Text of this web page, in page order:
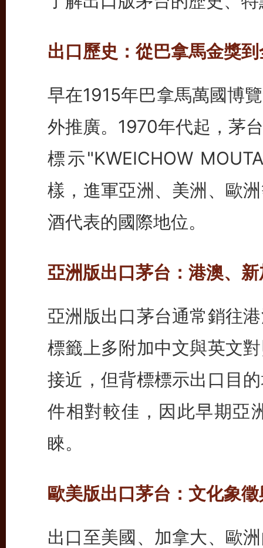
出口歷史：從巴拿馬金獎
早在1915年巴拿馬萬國博
外推廣。1970年代起，茅
標示"KWEICHOW
樣，進軍亞洲、美洲、歐
酒代表的國際地位。
亞洲版出口茅台：港澳、
亞洲版出口茅台通常銷往
標籤上多附加中文與英文
接近，但背標標示出口目
件相對較佳，因此早期亞
睞。
歐美版出口茅台：文化象
出口至美國、加拿大、歐